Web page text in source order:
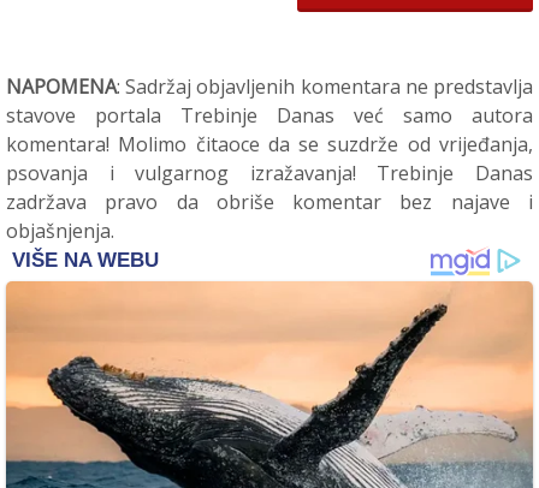
NAPOMENA: Sadržaj objavljenih komentara ne predstavlja
stavove portala Trebinje Danas već samo autora
komentara! Molimo čitaoce da se suzdrže od vrijeđanja,
psovanja i vulgarnog izražavanja! Trebinje Danas
zadržava pravo da obriše komentar bez najave i
objašnjenja.